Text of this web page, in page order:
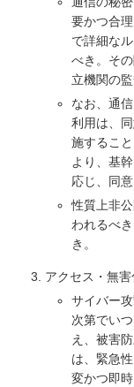
要かつ合
で詳細な
べき。そ
立機関の監
なお、通
利用は、
施するこ
より、基
応じ、同
性質上非
われるべ
き。
アクセス・無害
サイバー
次第でい
え、被害
は、緊急
変かつ即